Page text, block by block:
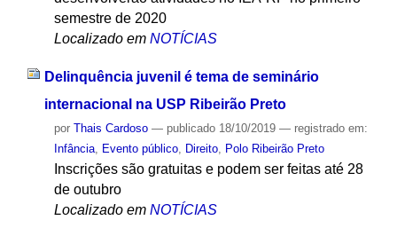
semestre de 2020
Localizado em NOTÍCIAS
Delinquência juvenil é tema de seminário
internacional na USP Ribeirão Preto
por Thais Cardoso — publicado18/10/2019 — registrado em:
Infância, Evento público, Direito, Polo Ribeirão Preto
Inscrições são gratuitas e podem ser feitas até 28
de outubro
Localizado em NOTÍCIAS